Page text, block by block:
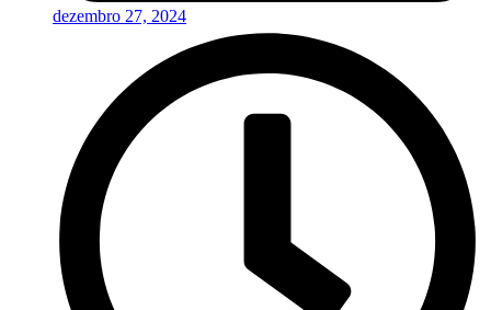
dezembro 27, 2024